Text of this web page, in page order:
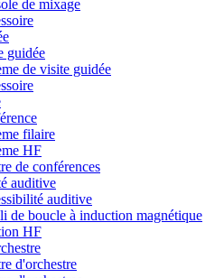
de mixage
guidée
de visite guidée
filaire
HF
de conférences
auditive
auditive
de boucle à induction magnétique
HF
d'orchestre